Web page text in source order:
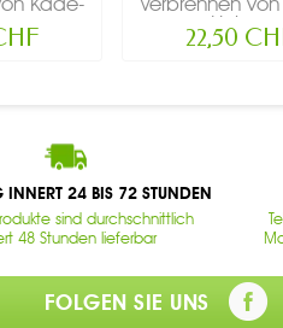
Holz,...
22,50
INNERT 24 BIS 72 STUNDEN
sind durchschnittlich
48 Stunden lieferbar
FOLGEN SIE UNS